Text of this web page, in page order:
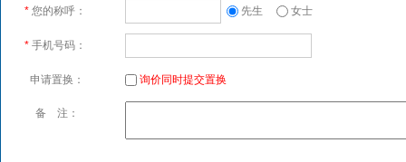
* 您的称呼： 先生 女士
* 手机号码：
申请置换： 询价同时提交置换
备 注：